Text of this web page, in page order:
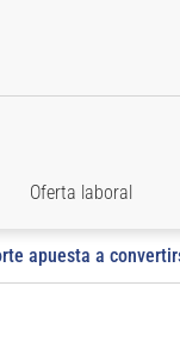
Oferta laboral
apuesta a